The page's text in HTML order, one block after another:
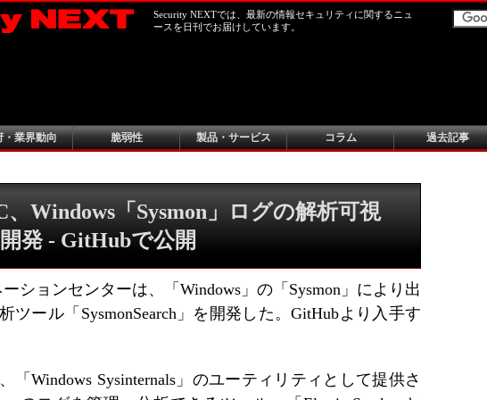
Security NEXTでは、最新の情報セキュリティに関するニュ
ースを日刊でお届けしています。
・業界動向 脆弱性 製品・サービス コラム 過去記事
、Windows「Sysmon」ログの解析可視
発 - GitHubで公開
ションセンターは、「Windows」の「Sysmon」により出
ツール「SysmonSearch」を開発した。GitHubより入手す
「Windows Sysinternals」のユーティリティとして提供さ